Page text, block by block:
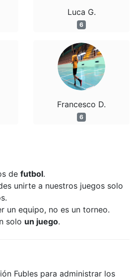
Luca G.
6
Francesco D.
6
de futbol.
unirte a nuestros juegos solo
un equipo, no es un torneo.
solo un juego.
Fubles para administrar los